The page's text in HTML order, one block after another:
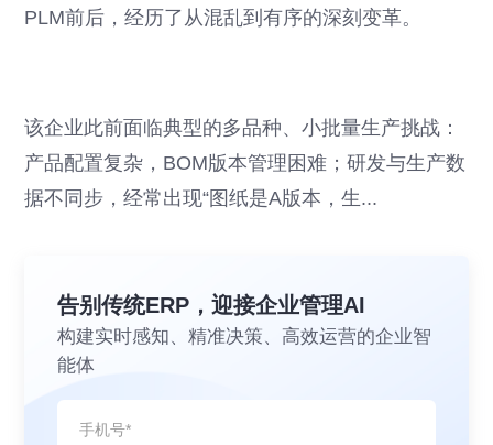
PLM前后，经历了从混乱到有序的深刻变革。
该企业此前面临典型的多品种、小批量生产挑战：
产品配置复杂，BOM版本管理困难；研发与生产数
据不同步，经常出现“图纸是A版本，生...
告别传统ERP，迎接企业管理AI
构建实时感知、精准决策、高效运营的企业智
能体